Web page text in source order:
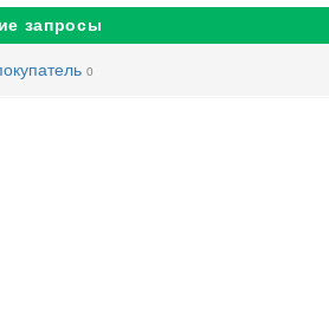
запросы
0